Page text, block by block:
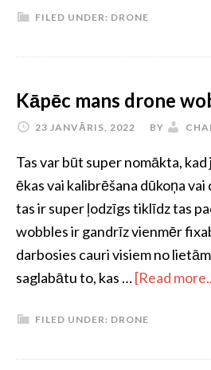
FILED UNDER: DRONE
Kāpēc mans drone
23 JANVĀRIS, 2022 BY
Tas var būt super nomākta,
ēkas vai kalibrēšana dūkoņa
tas ir super ļodzīgs tiklīdz tas
wobbles ir gandrīz vienmēr
darbosies cauri visiem no
saglabātu to, kas …[Read
FILED UNDER: DRONE